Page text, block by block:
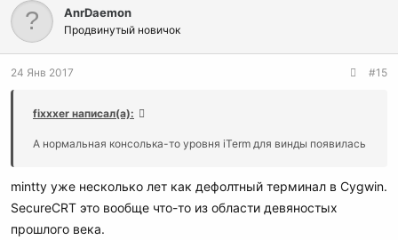
AnrDaemon
Продвинутый новичок
24 Янв 2017 #15
fixxxer написал(а):
А нормальная консолька-то уровня iTerm для винды появилась
mintty уже несколько лет как дефолтный терминал в Cygwin.
SecureCRT это вообще что-то из области девяностых
прошлого века.